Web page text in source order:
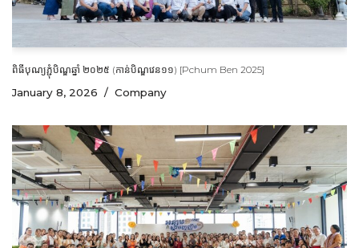
ពិធីបុណ្យភ្ជុំបិណ្ឌឆ្នាំ ២០២៥ (កាន់បិណ្ឌវេន១១) [Pchum Ben 2025]
January 8, 2026 Company